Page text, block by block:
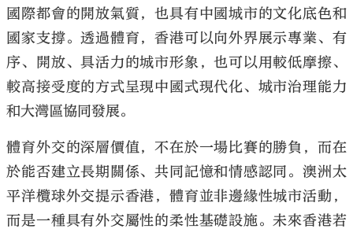
國際都會的開放氣質，也具有中國城市的文化底色和
國家支撐。透過體育，香港可以向外界展示專業、有
序、開放、具活力的城市形象，也可以用較低摩擦、
較高接受度的方式呈現中國式現代化、城市治理能力
和大灣區協同發展。
體育外交的深層價值，不在於一場比賽的勝負，而在
於能否建立長期關係、共同記憶和情感認同。澳洲太
平洋欖球外交提示香港，體育並非邊緣性城市活動，
而是一種具有外交屬性的柔性基礎設施。未來香港若